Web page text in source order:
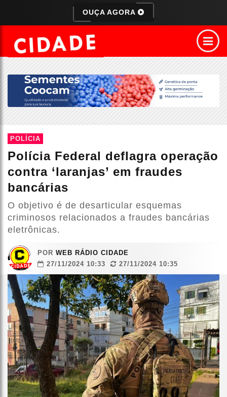
OUÇA AGORA
POLÍCIA
Polícia Federal deflagra operação
contra ‘laranjas’ em fraudes
bancárias
O objetivo é de desarticular esquemas
criminosos relacionados a fraudes bancárias
eletrônicas.
POR WEB RÁDIO CIDADE
27/11/2024 10:33
27/11/2024 10:35